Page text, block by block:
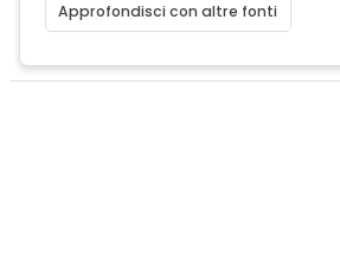
Approfondisci con altre fonti